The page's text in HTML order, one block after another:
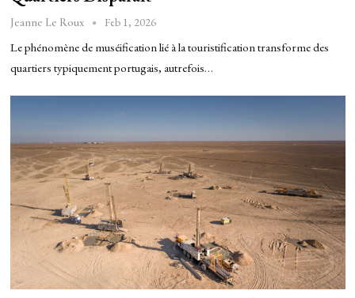
Jeanne Le Roux Feb 1, 2026
Le phénomène de muséification lié à la touristification transforme des
quartiers typiquement portugais, autrefois…